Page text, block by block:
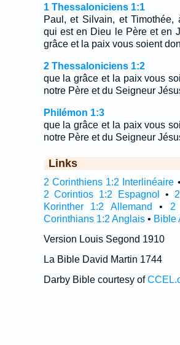
1 Thessaloniciens 1:1
Paul, et Silvain, et
qui est en Dieu le Père et en
grâce et la paix vous soient
2 Thessaloniciens 1:2
que la grâce et la paix vous
notre Père et du Seigneur
Philémon 1:3
que la grâce et la paix vous
notre Père et du Seigneur
Links
2 Corinthiens 1:2 Interlinéaire •
2 Corintios 1:2 Espagnol
•
Korinther 1:2 Allemand
• 2
Corinthians 1:2 Anglais• Bible
Version Louis Segond 1910
La Bible David Martin 1744
Darby Bible courtesy of